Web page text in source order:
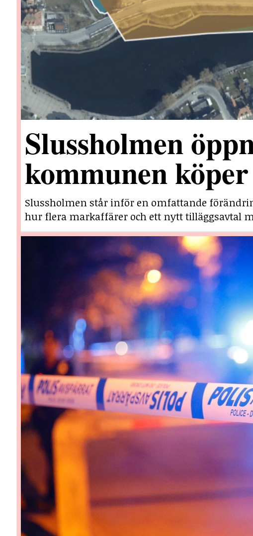
Slussholmen
kommunen
Slussholmen står inför en omfattande
hur flera markaffärer och ett nytt tilläggsavtal